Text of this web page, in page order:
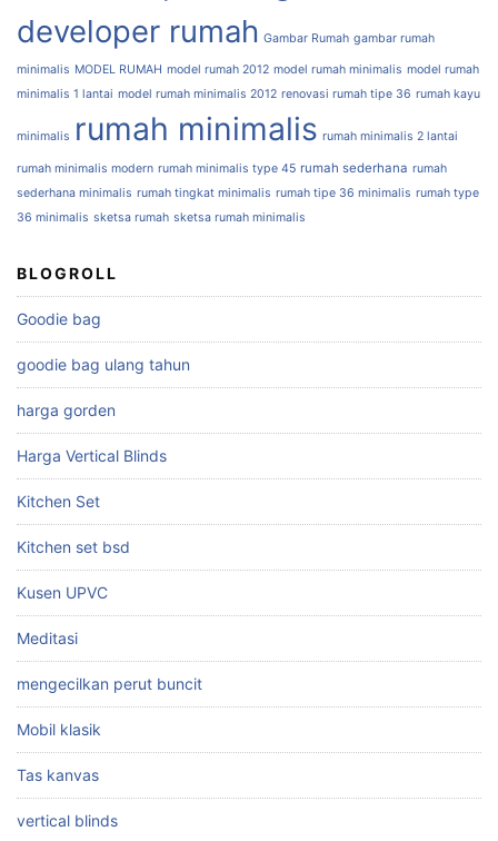
developer rumah Gambar Rumah gambar rumah
minimalis MODEL RUMAH model rumah 2012 model rumah minimalis model rumah
minimalis 1 lantai model rumah minimalis 2012 renovasi rumah tipe 36 rumah kayu
minimalis rumah minimalis rumah minimalis 2 lantai
rumah minimalis modern rumah minimalis type 45 rumah sederhana rumah
sederhana minimalis rumah tingkat minimalis rumah tipe 36 minimalis rumah type
36 minimalis sketsa rumah sketsa rumah minimalis
BLOGROLL
Goodie bag
goodie bag ulang tahun
harga gorden
Harga Vertical Blinds
Kitchen Set
Kitchen set bsd
Kusen UPVC
Meditasi
mengecilkan perut buncit
Mobil klasik
Tas kanvas
vertical blinds